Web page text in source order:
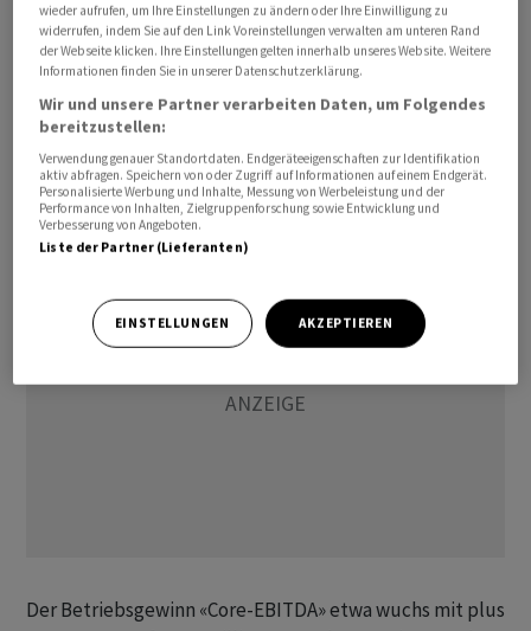
Die Gewinnzahlen litten aber nach dem Ende der
Pandemie etwas unter dem Wegfall der Geschäfte mit
waren sehr lukrativ. Gleichwohl habe man die
Gewinnmargen dank aktiver Portfoliooptimierung und
einer strikten Kostendisziplin geschützt, betonte
Siegfried.
Der Betriebsgewinn «Core-EBITDA» etwa wuchs mit plus
wieder aufrufen, um Ihre Einstellungen zu ändern oder Ihre Einwilligung zu
widerrufen, indem Sie auf den Link Voreinstellungen verwalten am unteren Rand
der Webseite klicken. Ihre Einstellungen gelten innerhalb unseres Website. Weitere
Informationen finden Sie in unserer Datenschutzerklärung.
Wir und unsere Partner verarbeiten Daten, um Folgendes
bereitzustellen:
Verwendung genauer Standortdaten. Endgeräteeigenschaften zur Identifikation
aktiv abfragen. Speichern von oder Zugriff auf Informationen auf einem Endgerät.
Personalisierte Werbung und Inhalte, Messung von Werbeleistung und der
Performance von Inhalten, Zielgruppenforschung sowie Entwicklung und
Verbesserung von Angeboten.
Liste der Partner (Lieferanten)
EINSTELLUNGEN AKZEPTIEREN